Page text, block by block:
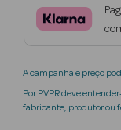
Beauty
Perfumes
Beauty Season
A campanha e preço
Por PVPR deve
fabricante, produtor ou